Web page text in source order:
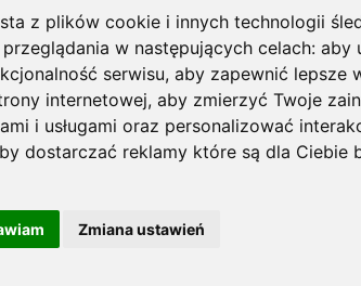
z plików cookie i innych technologii
w następujących celach: aby
serwisu, aby zapewnić lepsze
internetowej, aby zmierzyć Twoje
i usługami oraz personalizować
dostarczać reklamy które są dla Ciebie
Zmiana ustawień
95.00zł